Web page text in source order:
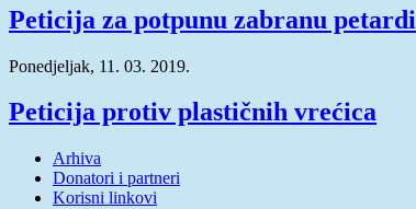
Peticija za potpunu zabranu petardi
Ponedjeljak, 11. 03. 2019.
Peticija protiv plastičnih vrećica
Arhiva
Donatori i partneri
Korisni linkovi